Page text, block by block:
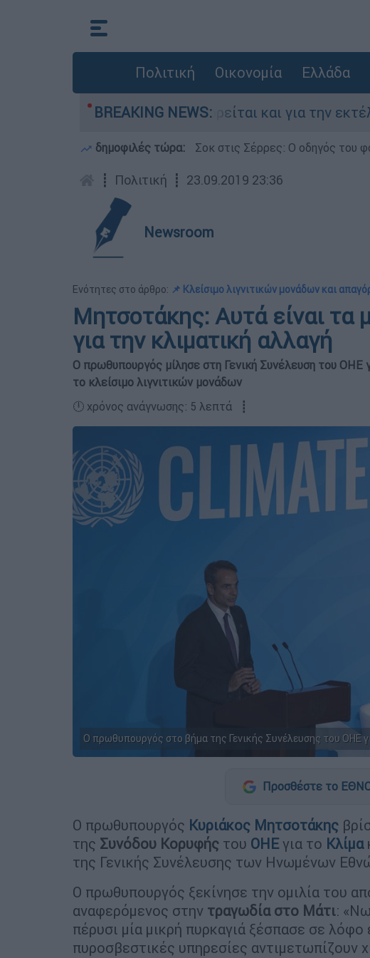
Πολιτική Οικονομία Ελλάδα
BREAKING NEWS:
Ελλάδα - Κατηγορείται και για την εκτέλεση
δημοφιλές τώρα: Σοκ στις Σέρρες: Ο οδηγός του
┋ Πολιτική ┋ 23.09.2019 23:36
Newsroom
Ενότητες στο άρθρο: 📌 Κλείσιμο λιγνιτικών μονάδων και
Μητσοτάκης: Αυτά είναι τα
για την κλιματική αλλαγή
Ο πρωθυπουργός μίλησε στη Γενική Συνέλευση του ΟΗΕ
το κλείσιμο λιγνιτικών μονάδων
🕛 χρόνος ανάγνωσης: 5 λεπτά ┋
Ο πρωθυπουργός στο βήμα της Γενικής Συνέλευσης του ΟΗΕ
Προσθέστε το
Ο πρωθυπουργός Κυριάκος Μητσοτάκης
της Συνόδου Κορυφής του ΟΗΕγια το Κλίμα
της Γενικής Συνέλευσης των Ηνωμένων
Ο πρωθυπουργός ξεκίνησε την ομιλία του
αναφερόμενος στην τραγωδία στο Μάτι:
πέρυσι μία μικρή πυρκαγιά ξέσπασε σε
πυροσβεστικές υπηρεσίες αντιμετωπίζουν